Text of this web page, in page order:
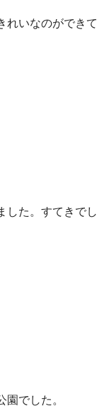
れいなのができて
した。すてきでし
でした。